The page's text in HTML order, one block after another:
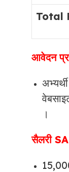
Total
आवेदन
।
सैलरी